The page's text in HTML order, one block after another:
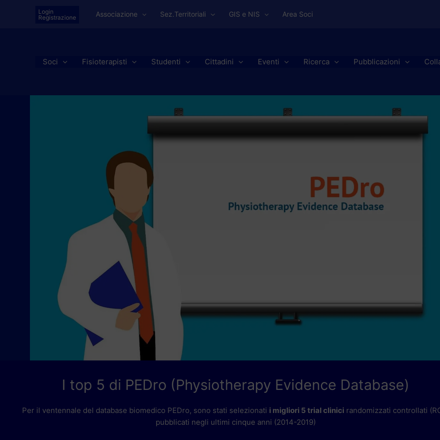
Login
Registrazione
Associazione Sez.Territoriali GIS e NIS Area Soci
Soci Fisioterapisti Studenti Cittadini Eventi Ricerca Pubblicazioni
I top 5 di PEDro (Physiotherapy Evidence Database)
Per il ventennale del database biomedico PEDro, sono stati selezionati i migliori 5 trial clinici randomizzati controllati
pubblicati negli ultimi cinque anni (2014-2019)